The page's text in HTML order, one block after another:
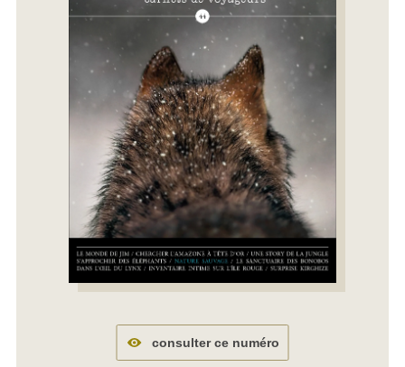
consulter ce numéro